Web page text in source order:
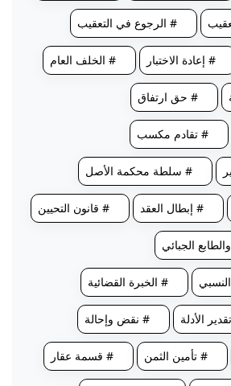
# الرجوع في التعقيب
# إعادة الاختبار # الخلف العام
# حق ارتفاق
# تقادم مكسب
# سلطة محكمة الأصل
# إبطال العقد # قانون التحيين
الجبائي
# الخبرة القضائية
الأدلة # نقض وإحالة
# تأمين الثمن # قسمة عقار